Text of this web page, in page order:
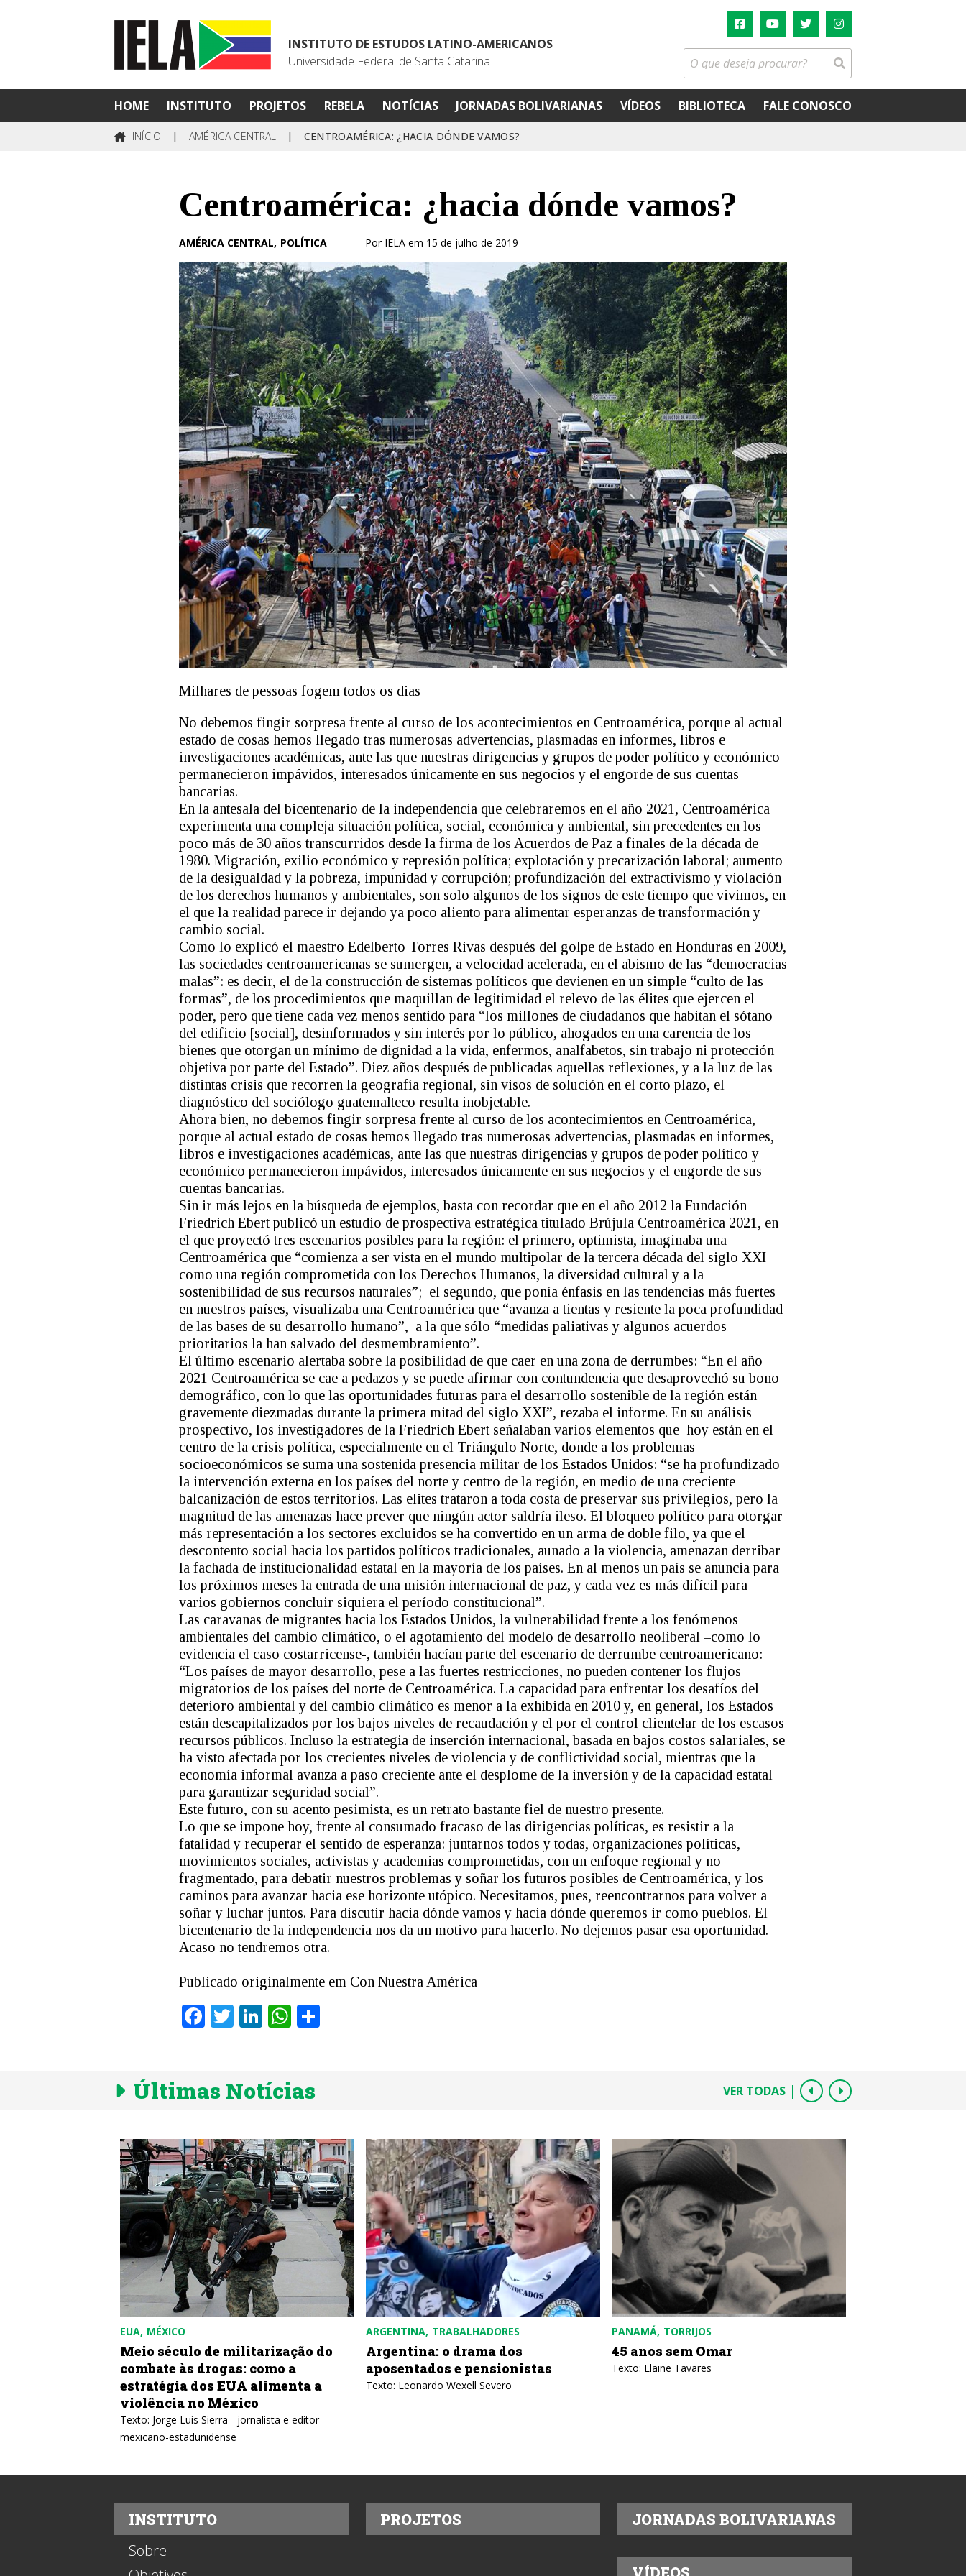
INSTITUTO DE ESTUDOS LATINO-AMERICANOS
Universidade Federal de Santa Catarina
HOME INSTITUTO PROJETOS REBELA NOTÍCIAS JORNADAS BOLIVARIANAS VÍDEOS BIBLIOTECA FALE CONOSCO
INÍCIO | AMÉRICA CENTRAL | CENTROAMÉRICA: ¿HACIA DÓNDE VAMOS?
Centroamérica: ¿hacia dónde vamos?
AMÉRICA CENTRAL POLÍTICA - Por IELA em 15 de julho de 2019
Milhares de pessoas fogem todos os dias
No debemos fingir sorpresa frente al curso de los acontecimientos en Centroamérica, porque al actual
estado de cosas hemos llegado tras numerosas advertencias, plasmadas en informes, libros e
investigaciones académicas, ante las que nuestras dirigencias y grupos de poder político y económico
permanecieron impávidos, interesados únicamente en sus negocios y el engorde de sus cuentas
bancarias.
En la antesala del bicentenario de la independencia que celebraremos en el año 2021, Centroamérica
experimenta una compleja situación política, social, económica y ambiental, sin precedentes en los
poco más de 30 años transcurridos desde la firma de los Acuerdos de Paz a finales de la década de
1980. Migración, exilio económico y represión política; explotación y precarización laboral; aumento
de la desigualdad y la pobreza, impunidad y corrupción; profundización del extractivismo y violación
de los derechos humanos y ambientales, son solo algunos de los signos de este tiempo que vivimos, en
el que la realidad parece ir dejando ya poco aliento para alimentar esperanzas de transformación y
cambio social.
Como lo explicó el maestro Edelberto Torres Rivas después del golpe de Estado en Honduras en 2009,
las sociedades centroamericanas se sumergen, a velocidad acelerada, en el abismo de las “democracias
malas”: es decir, el de la construcción de sistemas políticos que devienen en un simple “culto de las
formas”, de los procedimientos que maquillan de legitimidad el relevo de las élites que ejercen el
poder, pero que tiene cada vez menos sentido para “los millones de ciudadanos que habitan el sótano
del edificio [social], desinformados y sin interés por lo público, ahogados en una carencia de los
bienes que otorgan un mínimo de dignidad a la vida, enfermos, analfabetos, sin trabajo ni protección
objetiva por parte del Estado”. Diez años después de publicadas aquellas reflexiones, y a la luz de las
distintas crisis que recorren la geografía regional, sin visos de solución en el corto plazo, el
diagnóstico del sociólogo guatemalteco resulta inobjetable.
Ahora bien, no debemos fingir sorpresa frente al curso de los acontecimientos en Centroamérica,
porque al actual estado de cosas hemos llegado tras numerosas advertencias, plasmadas en informes,
libros e investigaciones académicas, ante las que nuestras dirigencias y grupos de poder político y
económico permanecieron impávidos, interesados únicamente en sus negocios y el engorde de sus
cuentas bancarias.
Sin ir más lejos en la búsqueda de ejemplos, basta con recordar que en el año 2012 la Fundación
Friedrich Ebert publicó un estudio de prospectiva estratégica titulado Brújula Centroamérica 2021, en
el que proyectó tres escenarios posibles para la región: el primero, optimista, imaginaba una
Centroamérica que “comienza a ser vista en el mundo multipolar de la tercera década del siglo XXI
como una región comprometida con los Derechos Humanos, la diversidad cultural y a la
sostenibilidad de sus recursos naturales”; el segundo, que ponía énfasis en las tendencias más fuertes
en nuestros países, visualizaba una Centroamérica que “avanza a tientas y resiente la poca profundidad
de las bases de su desarrollo humano”, a la que sólo “medidas paliativas y algunos acuerdos
prioritarios la han salvado del desmembramiento”.
El último escenario alertaba sobre la posibilidad de que caer en una zona de derrumbes: “En el año
2021 Centroamérica se cae a pedazos y se puede afirmar con contundencia que desaprovechó su bono
demográfico, con lo que las oportunidades futuras para el desarrollo sostenible de la región están
gravemente diezmadas durante la primera mitad del siglo XXI”, rezaba el informe. En su análisis
prospectivo, los investigadores de la Friedrich Ebert señalaban varios elementos que hoy están en el
centro de la crisis política, especialmente en el Triángulo Norte, donde a los problemas
socioeconómicos se suma una sostenida presencia militar de los Estados Unidos: “se ha profundizado
la intervención externa en los países del norte y centro de la región, en medio de una creciente
balcanización de estos territorios. Las elites trataron a toda costa de preservar sus privilegios, pero la
magnitud de las amenazas hace prever que ningún actor saldría ileso. El bloqueo político para otorgar
más representación a los sectores excluidos se ha convertido en un arma de doble filo, ya que el
descontento social hacia los partidos políticos tradicionales, aunado a la violencia, amenazan derribar
la fachada de institucionalidad estatal en la mayoría de los países. En al menos un país se anuncia para
los próximos meses la entrada de una misión internacional de paz, y cada vez es más difícil para
varios gobiernos concluir siquiera el período constitucional”.
Las caravanas de migrantes hacia los Estados Unidos, la vulnerabilidad frente a los fenómenos
ambientales del cambio climático, o el agotamiento del modelo de desarrollo neoliberal –como lo
evidencia el caso costarricense-, también hacían parte del escenario de derrumbe centroamericano:
“Los países de mayor desarrollo, pese a las fuertes restricciones, no pueden contener los flujos
migratorios de los países del norte de Centroamérica. La capacidad para enfrentar los desafíos del
deterioro ambiental y del cambio climático es menor a la exhibida en 2010 y, en general, los Estados
están descapitalizados por los bajos niveles de recaudación y el por el control clientelar de los escasos
recursos públicos. Incluso la estrategia de inserción internacional, basada en bajos costos salariales, se
ha visto afectada por los crecientes niveles de violencia y de conflictividad social, mientras que la
economía informal avanza a paso creciente ante el desplome de la inversión y de la capacidad estatal
para garantizar seguridad social”.
Este futuro, con su acento pesimista, es un retrato bastante fiel de nuestro presente.
Lo que se impone hoy, frente al consumado fracaso de las dirigencias políticas, es resistir a la
fatalidad y recuperar el sentido de esperanza: juntarnos todos y todas, organizaciones políticas,
movimientos sociales, activistas y academias comprometidas, con un enfoque regional y no
fragmentado, para debatir nuestros problemas y soñar los futuros posibles de Centroamérica, y los
caminos para avanzar hacia ese horizonte utópico. Necesitamos, pues, reencontrarnos para volver a
soñar y luchar juntos. Para discutir hacia dónde vamos y hacia dónde queremos ir como pueblos. El
bicentenario de la independencia nos da un motivo para hacerlo. No dejemos pasar esa oportunidad.
Acaso no tendremos otra.
Publicado originalmente em Con Nuestra América
Facebook
TwitterLinkedInWhatsApp
Últimas Notícias VER TODAS |
EUA MÉXICO
Meio século de militarização do
combate às drogas: como a
estratégia dos EUA alimenta a
violência no México
Texto: Jorge Luis Sierra - jornalista e editor
mexicano-estadunidense
ARGENTINA TRABALHADORES
Argentina: o drama dos
aposentados e pensionistas
Texto: Leonardo Wexell Severo
PANAMÁ TORRIJOS
45 anos sem Omar
Texto: Elaine Tavares
INSTITUTO
Sobre
PROJETOS JORNADAS BOLIVARIANAS